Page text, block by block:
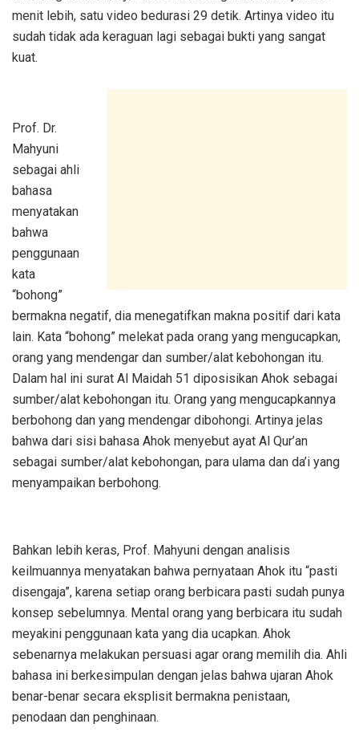
menit lebih, satu video bedurasi 29 detik. Artinya video itu
sudah tidak ada keraguan lagi sebagai bukti yang sangat
kuat.
Prof. Dr.
Mahyuni
sebagai ahli
bahasa
menyatakan
bahwa
penggunaan
kata
“bohong”
bermakna negatif, dia menegatifkan makna positif dari kata
lain. Kata “bohong” melekat pada orang yang mengucapkan,
orang yang mendengar dan sumber/alat kebohongan itu.
Dalam hal ini surat Al Maidah 51 diposisikan Ahok sebagai
sumber/alat kebohongan itu. Orang yang mengucapkannya
berbohong dan yang mendengar dibohongi. Artinya jelas
bahwa dari sisi bahasa Ahok menyebut ayat Al Qur’an
sebagai sumber/alat kebohongan, para ulama dan da’i yang
menyampaikan berbohong.
Bahkan lebih keras, Prof. Mahyuni dengan analisis
keilmuannya menyatakan bahwa pernyataan Ahok itu “pasti
disengaja”, karena setiap orang berbicara pasti sudah punya
konsep sebelumnya. Mental orang yang berbicara itu sudah
meyakini penggunaan kata yang dia ucapkan. Ahok
sebenarnya melakukan persuasi agar orang memilih dia. Ahli
bahasa ini berkesimpulan dengan jelas bahwa ujaran Ahok
benar-benar secara eksplisit bermakna penistaan,
penodaan dan penghinaan.